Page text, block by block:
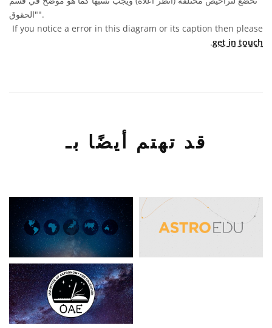
"الحقوق".
If you notice a error in this diagram or its caption then please
get in touch
.
قد تهتم أيضًا بـ